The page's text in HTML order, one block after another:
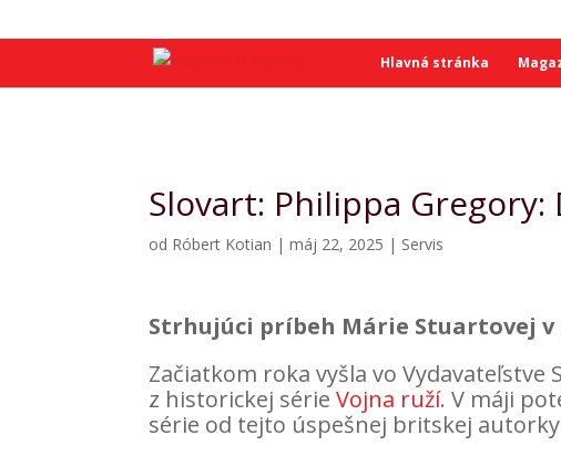
Hlavná stránka
Slovart: Philippa Gregory:
od Róbert Kotian |máj 22, 2025 | Servis
Strhujúci príbeh Márie Stuartovej
Začiatkom roka vyšla vo Vydavateľstve
z historickej sérieVojna ruží. V máji
série od tejto úspešnej britskej